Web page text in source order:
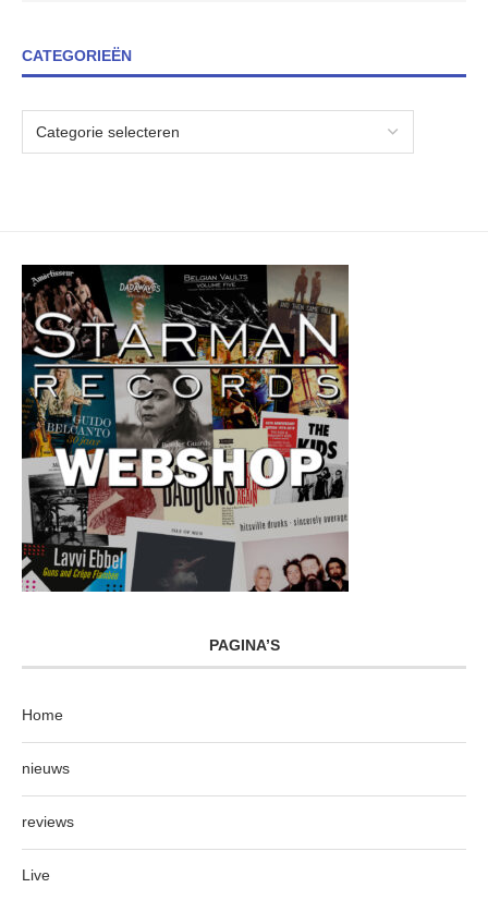
CATEGORIEËN
PAGINA’S
Home
nieuws
reviews
Live